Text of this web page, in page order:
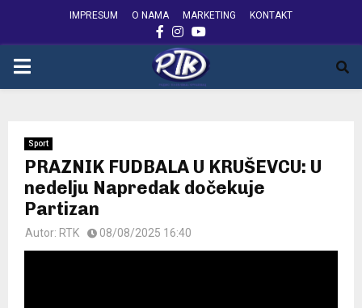
IMPRESUM O NAMA MARKETING KONTAKT
FACEBOOK
INSTAGRAM
YOUTUBE
PRIMARY
Sport
PRAZNIK FUDBALA U KRUŠEVCU: U
nedelju Napredak dočekuje
Partizan
Autor: RTK 08/08/2025 16:40